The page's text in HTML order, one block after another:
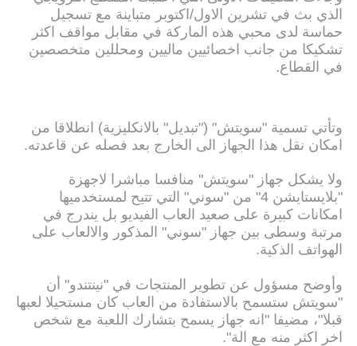
الذي بث في تشرين الاول/اكتوبر متباينة مع تسجيل
حماسة لدى محبي هذه الماركة في مقابل مواقف اكثر
تشكيكا من جانب اخصائيين ماليين ومحللين متخصصين
في القطاع.
وتأتي تسمية "سويتش" ("تبديل" بالانكليزية) انطلاقا من
امكان نقل هذا الجهاز الى الخارج بعد فصله عن قاعدته.
ولا يشكل جهاز "سويتش" منافسا مباشرا لاجهزة
"بلايستايشن 4" من "سوني" التي تتيح لمستخدميها
امكانات كبيرة على صعيد العاب الفيديو بل يندرج في
مرتبة وسطى بين جهاز "سوني" المذكور والالعاب على
الهواتف الذكية.
وأوضح مسؤول عن تطوير المنتجات في "نينتندو" أن
"سويتش ستسمح بالاستفادة من العاب كان مستحيلا لعبها
قبلا"، مضيفا "انه جهاز يسمح بتشارك اللعبة مع شخص
اخر اكثر منه مع الة".